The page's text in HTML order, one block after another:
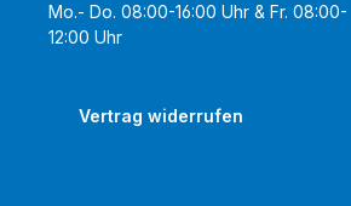
Mo.- Do. 08:00-16:00 Uhr & Fr. 08:00-
12:00 Uhr
Vertrag widerrufen